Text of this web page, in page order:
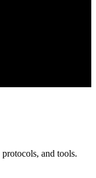
and tools.